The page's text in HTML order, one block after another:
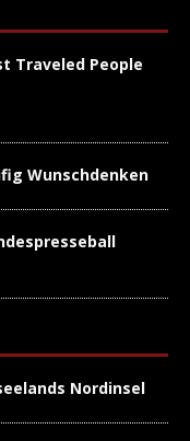
Traveled People
Wunschdenken
Nordinsel